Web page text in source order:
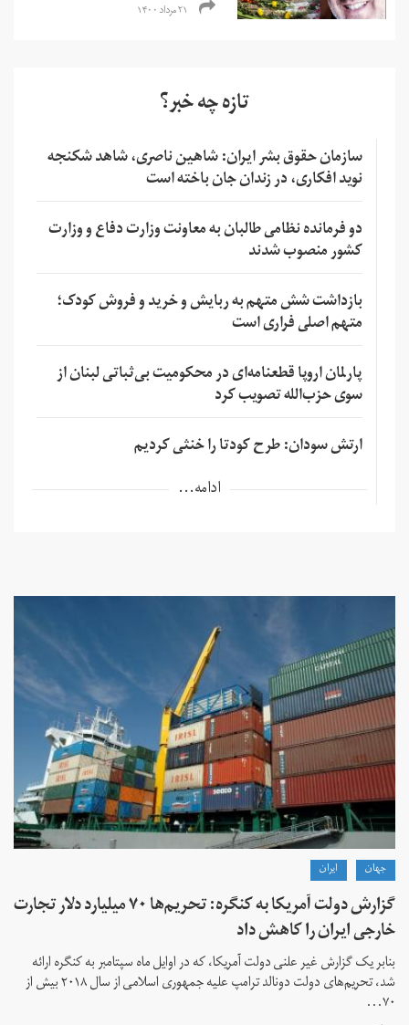
۲۱ مرداد ۱۴۰۰
تازه چه خبر؟
سازمان حقوق بشر ایران: شاهین ناصری، شاهد شکنجه
نوید افکاری، در زندان جان باخته است
دو فرمانده نظامی طالبان به معاونت وزارت دفاع و وزارت
کشور منصوب شدند
بازداشت شش متهم به ربایش و خرید و فروش کودک؛
متهم اصلی فراری است
پارلمان اروپا قطعنامه‌ای در محکومیت بی‌ثباتی لبنان از
سوی حزب‌الله تصویب کرد
ارتش سودان: طرح کودتا را خنثی کردیم
ادامه...
جهان ايران
گزارش دولت آمریکا به کنگره: تحریم‌ها ۷۰ میلیارد دلار تجارت
خارجی ایران را کاهش داد
بنابر یک گزارش غیر علنی دولت آمریکا، که در اوایل ماه سپتامبر به کنگره ارائه
شد، تحریم‌های دولت دونالد ترامپ علیه جمهوری اسلامی از سال ۲۰۱۸ بیش از
۷۰...